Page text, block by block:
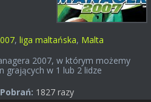
,liga maltańska, Malta
2007, w którym możemy
grających w 1 lub 2 lidze
Pobrań: 1827 razy